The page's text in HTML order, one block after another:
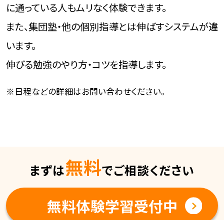
に通っている人もムリなく体験できます。
また、集団塾・他の個別指導とは伸ばすシステムが違
います。
伸びる勉強のやり方・コツを指導します。
※日程などの詳細はお問い合わせください。
まずは無料でご相談ください
無料体験学習受付中